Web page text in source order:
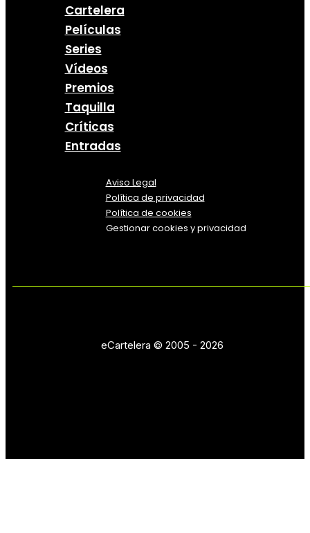
Cartelera
Películas
Series
Vídeos
Premios
Taquilla
Críticas
Entradas
Aviso Legal
Política de privacidad
Política de cookies
Gestionar cookies y privacidad
eCartelera © 2005 - 2026